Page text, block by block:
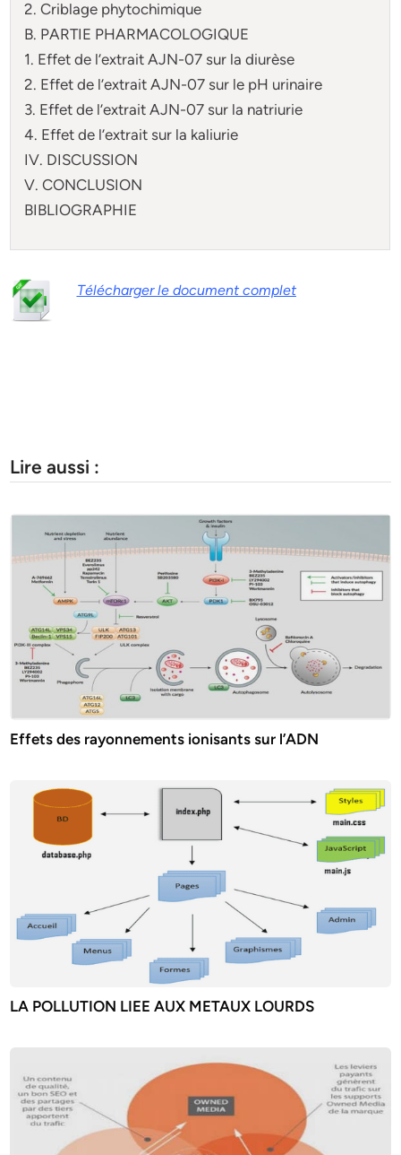
2. Criblage phytochimique
B. PARTIE PHARMACOLOGIQUE
1. Effet de l’extrait AJN-07 sur la diurèse
2. Effet de l’extrait AJN-07 sur le pH urinaire
3. Effet de l’extrait AJN-07 sur la natriurie
4. Effet de l’extrait sur la kaliurie
IV. DISCUSSION
V. CONCLUSION
BIBLIOGRAPHIE
Télécharger le document complet
Lire aussi :
Effets des rayonnements ionisants sur l’ADN
LA POLLUTION LIEE AUX METAUX LOURDS